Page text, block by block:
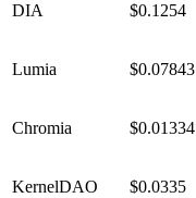
DIA $0.1254
Lumia $0.07843
Chromia $0.01334
KernelDAO $0.0335